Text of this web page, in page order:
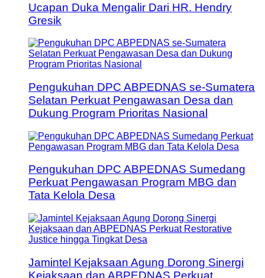
Ucapan Duka Mengalir Dari HR. Hendry
Gresik
Pengukuhan DPC ABPEDNAS se-Sumatera
Selatan Perkuat Pengawasan Desa dan
Dukung Program Prioritas Nasional
Pengukuhan DPC ABPEDNAS Sumedang
Perkuat Pengawasan Program MBG dan
Tata Kelola Desa
Jamintel Kejaksaan Agung Dorong Sinergi
Kejaksaan dan ABPEDNAS Perkuat